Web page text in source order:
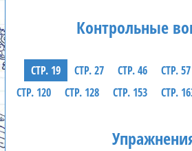
Контрольные
СТР. 19 СТР. 27 СТР. 46 СТР. 57
СТР. 120
СТР. 128 СТР. 153 СТР.